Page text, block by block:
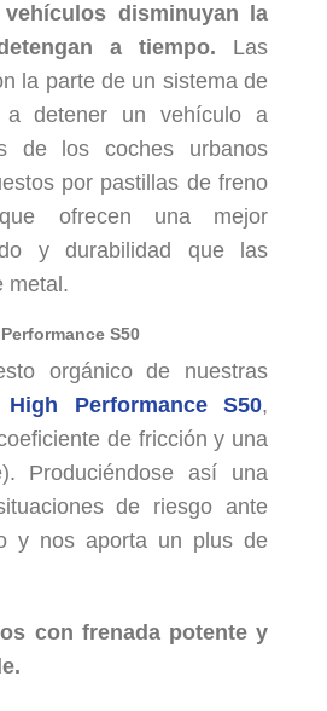
disminuyan la
a tiempo. Las
la parte de un sistema de
a detener un vehículo a
de los coches urbanos
por pastillas de freno
ofrecen una mejor
y durabilidad que las
metal.
S50
orgánico de nuestras
High Performance S50,
de fricción y una
Produciéndose así una
de riesgo ante
y nos aporta un plus de
con frenada potente y